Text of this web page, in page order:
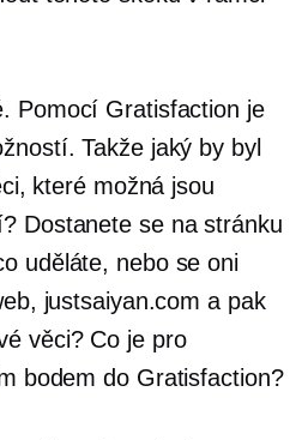
Pomocí Gratisfaction je
Takže jaký by byl
které možná jsou
Dostanete se na stránku
uděláte, nebo se oni
justsaiyan.com a pak
věci? Co je pro
bodem do Gratisfaction?